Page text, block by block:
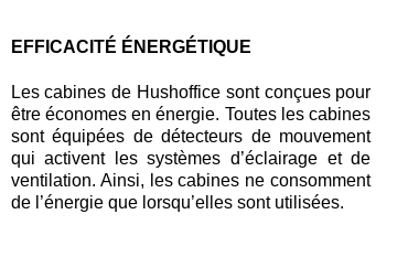
EFFICACITÉ ÉNERGÉTIQUE
Les cabines de Hushoffice sont conçues pour
être économes en énergie. Toutes les cabines
sont équipées de détecteurs de mouvement
qui activent les systèmes d’éclairage et de
ventilation. Ainsi, les cabines ne consomment
de l’énergie que lorsqu’elles sont utilisées.